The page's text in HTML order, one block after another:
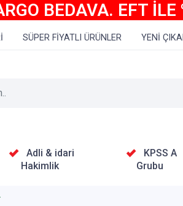
BEDAVA. EFT
SÜPER FİYATLI ÜRÜNLER YENİ
Adli & idari
Hakimlik
KPSS A
Grubu